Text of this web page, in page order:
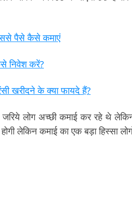
पैसे कैसे कमाएं
निवेश करें?
खरीदने के क्या फायदे हैं?
लोग अच्छी कमाई कर रहे थे
लेकिन कमाई का एक बड़ा हिस्सा